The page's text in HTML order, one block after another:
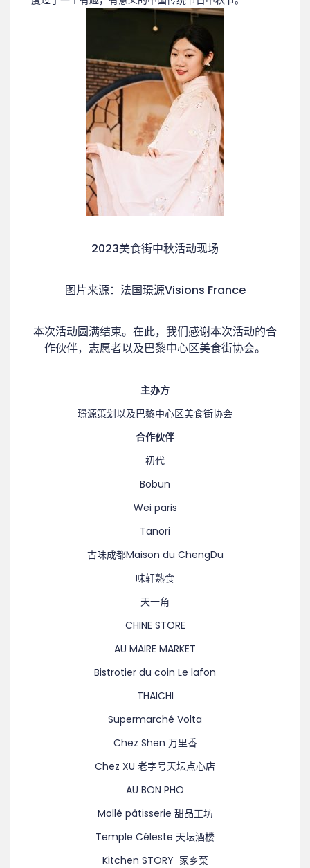
2023美食街中秋活动现场
图片来源：法国璟源Visions France
本次活动圆满结束。在此，我们感谢本次活动的合
作伙伴，志愿者以及巴黎中心区美食街协会。
主办方
璟源策划以及巴黎中心区美食街协会
合作伙伴
初代
Bobun
Wei paris
Tanori
古味成都Maison du ChengDu
味轩熟食
天一角
CHINE STORE
AU MAIRE MARKET
Bistrotier du coin Le lafon
THAICHI
Supermarché Volta
Chez Shen 万里香
Chez XU 老字号天坛点心店
AU BON PHO
Mollé pâtisserie 甜品工坊
Temple Céleste 天坛酒楼
Kitchen STORY 家乡菜